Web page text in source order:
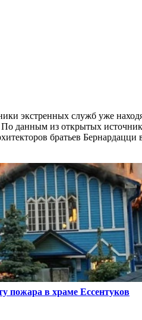
экстренных служб уже
данным из открытых
братьев Бернардацци
пожара в храме Ессентуков